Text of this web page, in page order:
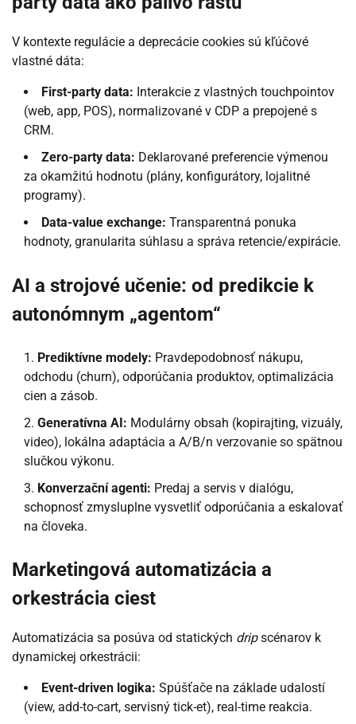
V kontexte regulácie a deprecácie cookies sú kľúčové
vlastné dáta:
First-party data: Interakcie z vlastných touchpointov
(web, app, POS), normalizované v CDP a prepojené s
CRM.
Zero-party data: Deklarované preferencie výmenou
za okamžitú hodnotu (plány, konfigurátory, lojalitné
programy).
Data-value exchange: Transparentná ponuka
hodnoty, granularita súhlasu a správa retencie/expirácie.
AI a strojové učenie: od predikcie k
autonómnym „agentom“
Prediktívne modely: Pravdepodobnosť nákupu,
odchodu (churn), odporúčania produktov, optimalizácia
cien a zásob.
Generatívna AI: Modulárny obsah (kopirajting, vizuály,
video), lokálna adaptácia a A/B/n verzovanie so spätnou
slučkou výkonu.
Konverzační agenti: Predaj a servis v dialógu,
schopnosť zmysluplne vysvetliť odporúčania a eskalovať
na človeka.
Marketingová automatizácia a
orkestrácia ciest
Automatizácia sa posúva od statických dripscénarov k
dynamickej orkestrácii:
Event-driven logika: Spúšťače na základe udalostí
(view, add-to-cart, servisný tick-et), real-time reakcia.